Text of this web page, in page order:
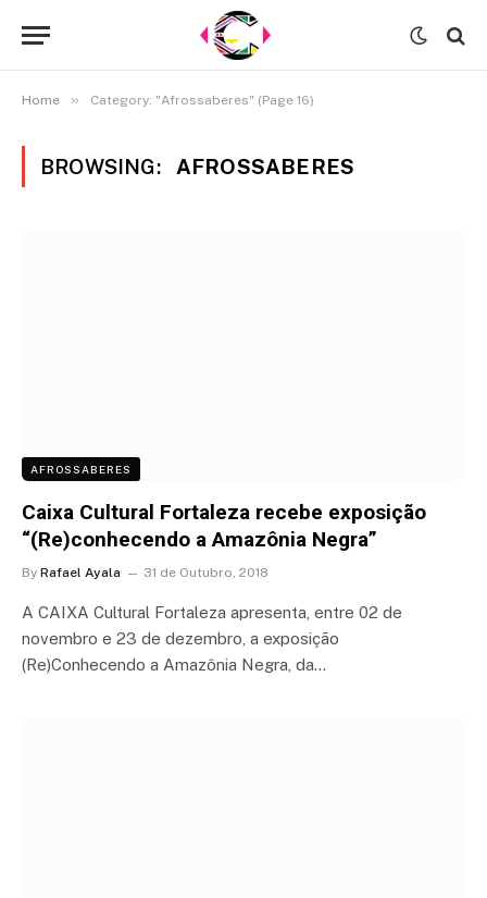
Home » Category: "Afrossaberes" (Page 16)
BROWSING: AFROSSABERES
AFROSSABERES
Caixa Cultural Fortaleza recebe exposição
“(Re)conhecendo a Amazônia Negra”
By Rafael Ayala 31 de Outubro, 2018
A CAIXA Cultural Fortaleza apresenta, entre 02 de
novembro e 23 de dezembro, a exposição
(Re)Conhecendo a Amazônia Negra, da…